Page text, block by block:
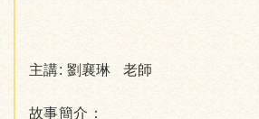
主講: 劉襄琳 老師
故事簡介：